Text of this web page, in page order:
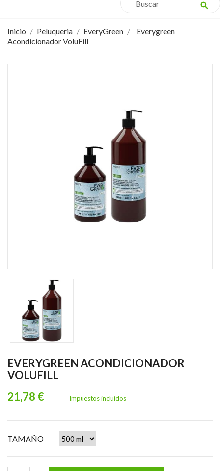
search
Inicio Peluqueria EveryGreen
Everygreen
Acondicionador VoluFill
EVERYGREEN ACONDICIONADOR
VOLUFILL
21,78 €
Impuestos incluidos
TAMAÑO